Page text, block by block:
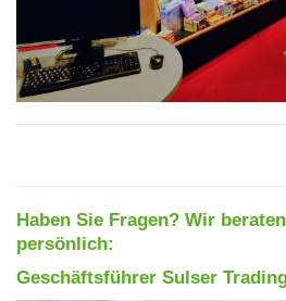
Haben Sie Fragen? Wir
persönlich:
Geschäftsführer Sulser